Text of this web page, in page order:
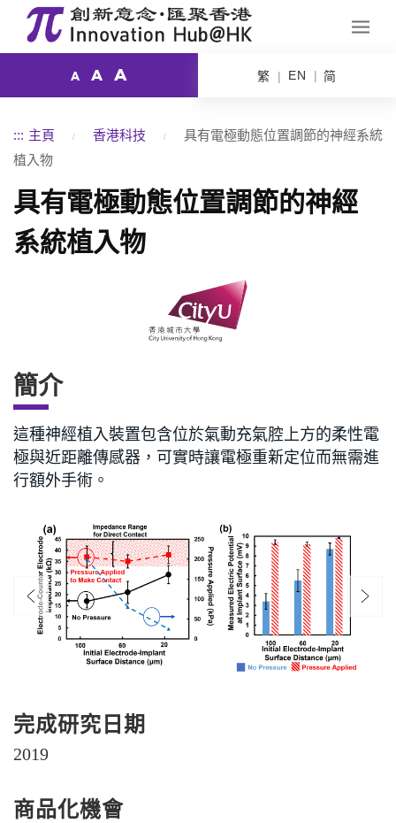
A A A 繁 EN 简
::: 主頁 香港科技
具有電極動態位置調節的神經系統
植入物
具有電極動態位置調節的神經
系統植入物
簡介
這種神經植入裝置包含位於氣動充氣腔上方的柔性電
極與近距離傳感器，可實時讓電極重新定位而無需進
行額外手術。
完成研究日期
2019
商品化機會